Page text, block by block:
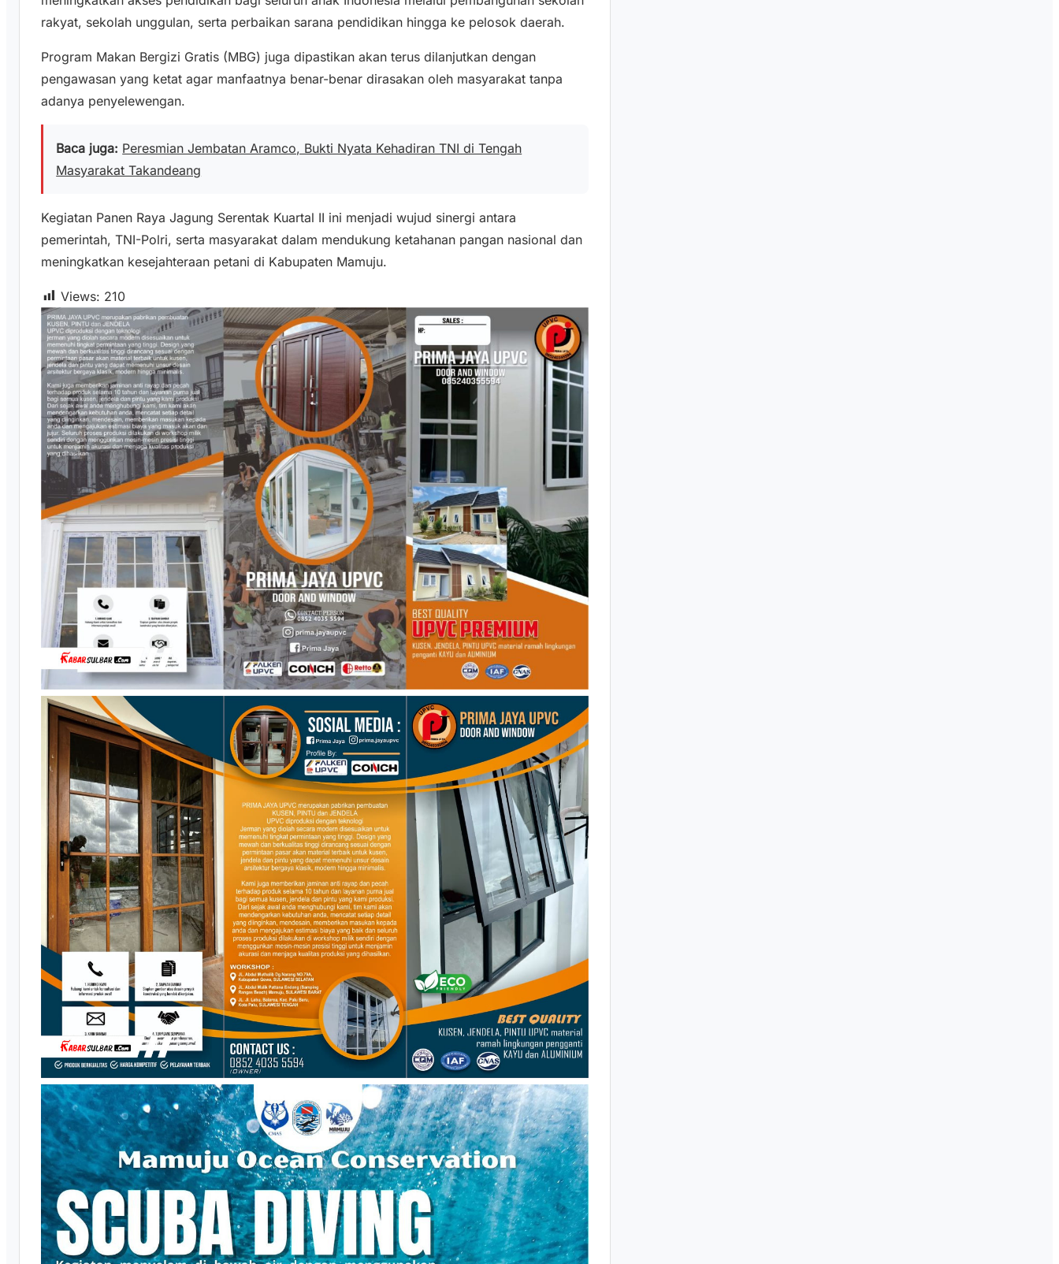
rakyat, sekolah unggulan, serta perbaikan sarana pendidikan hingga ke pelosok daerah.
Program Makan Bergizi Gratis (MBG) juga dipastikan akan terus dilanjutkan dengan
pengawasan yang ketat agar manfaatnya benar-benar dirasakan oleh masyarakat tanpa
adanya penyelewengan.
Baca juga: Peresmian Jembatan Aramco, Bukti Nyata Kehadiran TNI di Tengah
Masyarakat Takandeang
Kegiatan Panen Raya Jagung Serentak Kuartal II ini menjadi wujud sinergi antara
pemerintah, TNI-Polri, serta masyarakat dalam mendukung ketahanan pangan nasional dan
meningkatkan kesejahteraan petani di Kabupaten Mamuju.
Views: 210